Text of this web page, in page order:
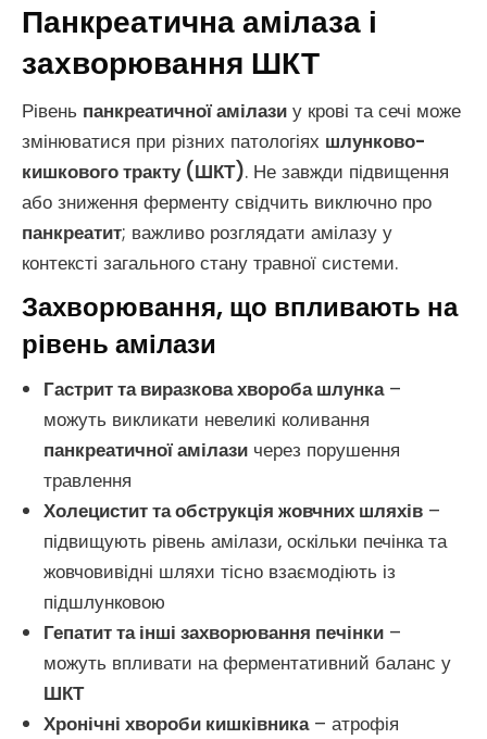
Панкреатична амілаза і
захворювання ШКТ
Рівень панкреатичної амілази у крові та сечі може
змінюватися при різних патологіях шлунково-
кишкового тракту (ШКТ). Не завжди підвищення
або зниження ферменту свідчить виключно про
панкреатит; важливо розглядати амілазу у
контексті загального стану травної системи.
Захворювання, що впливають на
рівень амілази
Гастрит та виразкова хвороба шлунка–
можуть викликати невеликі коливання
панкреатичної амілази через порушення
травлення
Холецистит та обструкція жовчних шляхів –
підвищують рівень амілази, оскільки печінка та
жовчовивідні шляхи тісно взаємодіють із
підшлунковою
Гепатит та інші захворювання печінки –
можуть впливати на ферментативний баланс у
ШКТ
Хронічні хвороби кишківника– атрофія